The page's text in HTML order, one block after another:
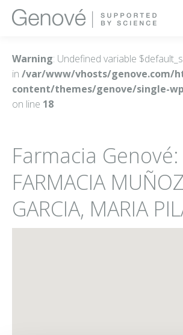
Warning: Undefined variable
in /var/www/vhosts/genove.com/
content/themes/genove/single-
on line 18
Farmacia Genové:
FARMACIA MUÑOZ
GARCIA, MARIA